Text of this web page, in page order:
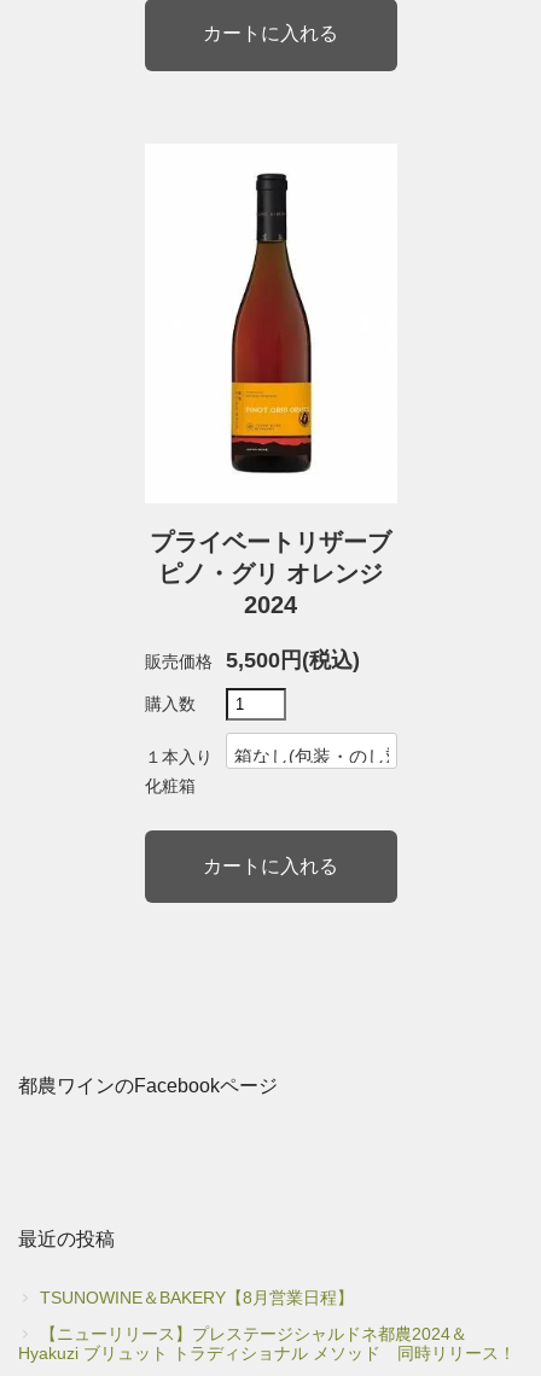
プライベートリザーブ
ピノ・グリ オレンジ
2024
販売価格 5,500円(税込)
購入数
１本入り
化粧箱
都農ワインのFacebookページ
最近の投稿
TSUNOWINE＆BAKERY【8月営業日程】
【ニューリリース】プレステージシャルドネ都農2024＆
Hyakuzi ブリュット トラディショナル メソッド 同時リリース！